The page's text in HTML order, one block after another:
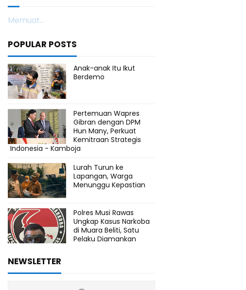
Memuat...
POPULAR POSTS
Anak-anak Itu Ikut
Berdemo
Pertemuan Wapres
Gibran dengan DPM
Hun Many, Perkuat
Kemitraan Strategis
Indonesia - Kamboja
Lurah Turun ke
Lapangan, Warga
Menunggu Kepastian
Polres Musi Rawas
Ungkap Kasus Narkoba
di Muara Beliti, Satu
Pelaku Diamankan
NEWSLETTER